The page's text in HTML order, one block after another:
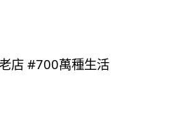
店 #700萬種生活